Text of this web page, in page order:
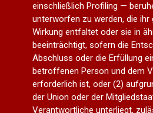
einschließlich Profiling —
unterworfen zu werden, die ihr
Wirkung entfaltet oder sie in
beeinträchtigt, sofern die
Abschluss oder die Erfüllung
betroffenen Person und dem
erforderlich ist, oder (2)
der Union oder der
Verantwortliche unterliegt,